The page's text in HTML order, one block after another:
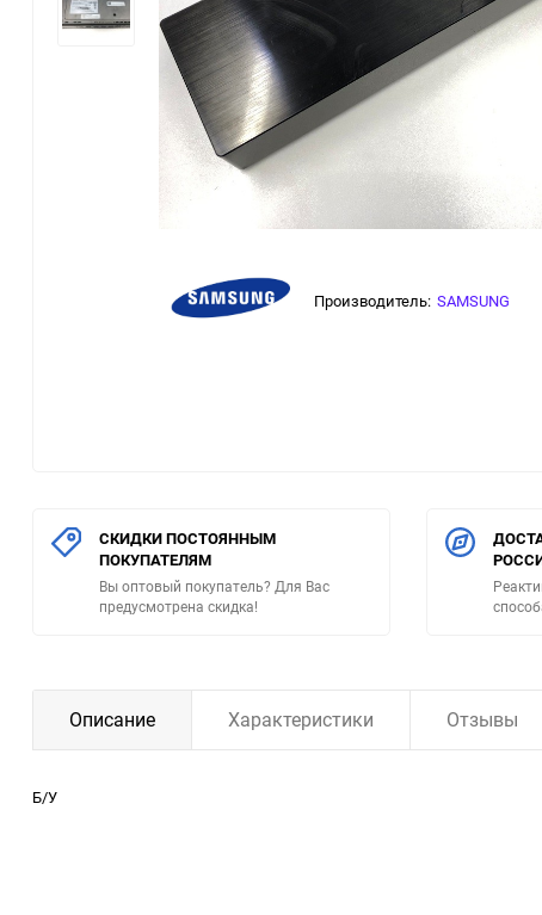
Производитель: SAMSUNG
СКИДКИ ПОСТОЯННЫМ
ПОКУПАТЕЛЯМ
Вы оптовый покупатель? Для Вас
предусмотрена скидка!
Описание Характеристики Отзывы
Б/У